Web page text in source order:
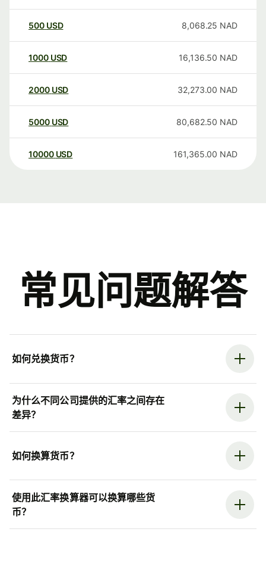
500 USD 8,068.25 NAD
1000 USD 16,136.50 NAD
2000 USD 32,273.00 NAD
5000 USD 80,682.50 NAD
10000 USD 161,365.00 NAD
常见问题解答
如何兑换货币？
为什么不同公司提供的汇率之间存在
差异？
如何换算货币？
使用此汇率换算器可以换算哪些货
币？